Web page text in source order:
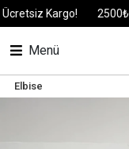
Kargo! 2500₺
Menü
Elbise